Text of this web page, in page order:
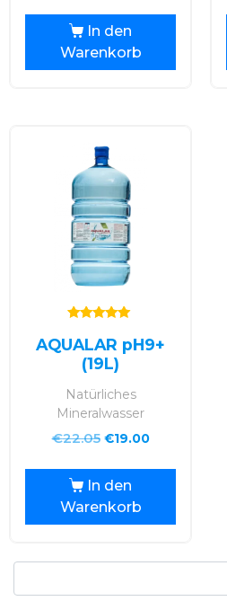
In den
Warenkorb
5.00
von 5
AQUALAR pH9+
(19L)
Natürliches
Mineralwasser
€22.05 €19.00
In den
Warenkorb